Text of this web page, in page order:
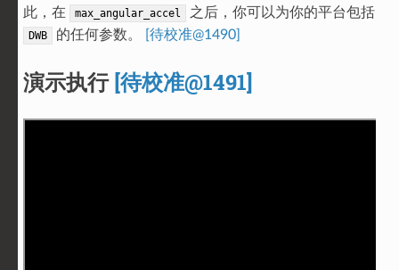
此，在
max_angular_accel 之后，你可以为你的平台包括
DWB 的任何参数。 [待校准@1490]
演示执行[待校准@1491]